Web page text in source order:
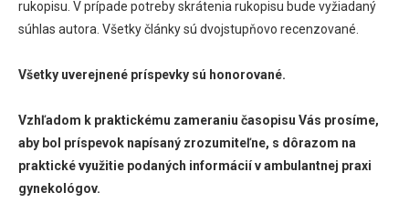
rukopisu. V prípade potreby skrátenia rukopisu bude vyžiadaný
súhlas autora. Všetky články sú dvojstupňovo recenzované.
Všetky uverejnené príspevky sú honorované.
Vzhľadom k praktickému zameraniu časopisu Vás prosíme,
aby bol príspevok napísaný zrozumiteľne, s dôrazom na
praktické využitie podaných informácií v ambulantnej praxi
gynekológov.